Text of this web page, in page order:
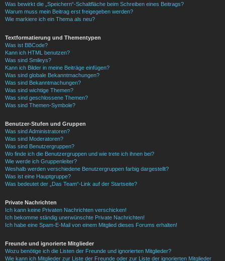
Was bewirkt die „Speichern“-Schaltfläche beim Schreiben eines Beitrags?
Warum muss mein Beitrag erst freigegeben werden?
Wie markiere ich ein Thema als neu?
Textformatierung und Thementypen
Was ist BBCode?
Kann ich HTML benutzen?
Was sind Smileys?
Kann ich Bilder in meine Beiträge einfügen?
Was sind globale Bekanntmachungen?
Was sind Bekanntmachungen?
Was sind wichtige Themen?
Was sind geschlossene Themen?
Was sind Themen-Symbole?
Benutzer-Stufen und Gruppen
Was sind Administratoren?
Was sind Moderatoren?
Was sind Benutzergruppen?
Wo finde ich die Benutzergruppen und wie trete ich ihnen bei?
Wie werde ich Gruppenleiter?
Weshalb werden verschiedene Benutzergruppen farbig dargestellt?
Was ist eine Hauptgruppe?
Was bedeutet der „Das Team“-Link auf der Startseite?
Private Nachrichten
Ich kann keine Privaten Nachrichten verschicken!
Ich bekomme ständig unerwünschte Private Nachrichten!
Ich habe eine Spam-E-Mail von einem Mitglied dieses Forums erhalten!
Freunde und ignorierte Mitglieder
Wozu benötige ich die Listen der Freunde und ignorierten Mitglieder?
Wie kann ich Mitglieder zur Liste der Freunde oder zur Liste der ignorierten Mitglieder